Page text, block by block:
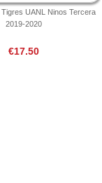
UANL Ninos Tercera
2019-2020
€17.50